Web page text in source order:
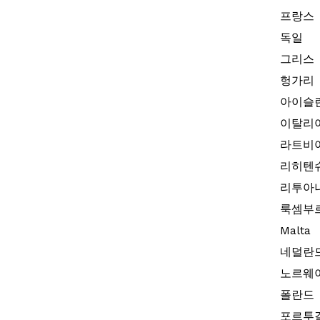
프랑스
독일
그리스
헝가리
아이슬
이탈리
라트비
리히텐
리투아
룩셈부
Malta
네덜란
노르웨이
폴란드
포르투